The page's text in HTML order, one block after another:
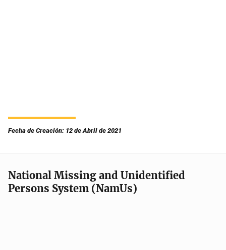
Fecha de Creación: 12 de Abril de 2021
National Missing and Unidentified
Persons System (NamUs)